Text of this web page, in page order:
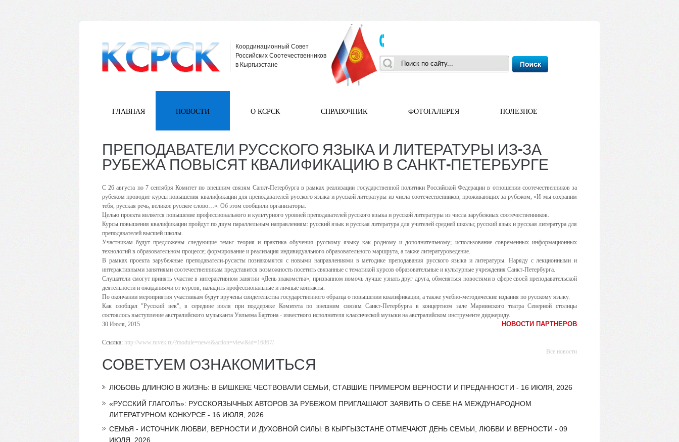
Координационный Совет
Российских Соотечественников
в Кыргызстане
ГЛАВНАЯ НОВОСТИ О КСРСК СПРАВОЧНИК ФОТОГАЛЕРЕЯ ПОЛЕЗНОЕ
ПРЕПОДАВАТЕЛИ РУССКОГО ЯЗЫКА И ЛИТЕРАТУРЫ ИЗ-ЗА
РУБЕЖА ПОВЫСЯТ КВАЛИФИКАЦИЮ В САНКТ-ПЕТЕРБУРГЕ
С 26 августа по 7 сентября Комитет по внешним связям Санкт-Петербурга в рамках реализации государственной политики Российской Федерации в отношении соотечественников за
рубежом проводит курсы повышения квалификации для преподавателей русского языка и русской литературы из числа соотечественников, проживающих за рубежом, «И мы сохраним
тебя, русская речь, великое русское слово…». Об этом сообщили организаторы.
Целью проекта является повышение профессионального и культурного уровней преподавателей русского языка и русской литературы из числа зарубежных соотечественников.
Курсы повышения квалификации пройдут по двум параллельным направлениям: русский язык и русская литература для учителей средней школы; русский язык и русская литература для
преподавателей высшей школы.
Участникам будут предложены следующие темы: теория и практика обучения русскому языку как родному и дополнительному; использование современных информационных
технологий в образовательном процессе; формирование и реализация индивидуального образовательного маршрута, а также литературоведение.
В рамках проекта зарубежные преподаватели-русисты познакомятся с новыми направлениями в методике преподавания русского языка и литературы. Наряду с лекционными и
интерактивными занятиями соотечественникам представится возможность посетить связанные с тематикой курсов образовательные и культурные учреждения Санкт-Петербурга.
Слушатели смогут принять участие в интерактивном занятии «День знакомства», призванном помочь лучше узнать друг друга, обменяться новостями в сфере своей преподавательской
деятельности и ожиданиями от курсов, наладить профессиональные и личные контакты.
По окончании мероприятия участникам будут вручены свидетельства государственного образца о повышении квалификации, а также учебно-методические издания по русскому языку.
Как сообщал "Русский век", в середине июля при поддержке Комитета по внешним связям Санкт-Петербурга в концертном зале Мариинского театра Северной столицы
состоялось выступление австралийского музыканта Уильяма Бартона - известного исполнителя классической музыки на австралийском инструменте диджериду.
30 Июля, 2015
НОВОСТИ ПАРТНЕРОВ
Ссылка: http://www.ruvek.ru/?module=news&action=view&id=16867/
Все новости
СОВЕТУЕМ ОЗНАКОМИТЬСЯ
ЛЮБОВЬ ДЛИНОЮ В ЖИЗНЬ: В БИШКЕКЕ ЧЕСТВОВАЛИ СЕМЬИ, СТАВШИЕ ПРИМЕРОМ ВЕРНОСТИ И ПРЕДАННОСТИ - 16 ИЮЛЯ, 2026
«РУССКИЙ ГЛАГОЛЪ»: РУССКОЯЗЫЧНЫХ АВТОРОВ ЗА РУБЕЖОМ ПРИГЛАШАЮТ ЗАЯВИТЬ О СЕБЕ НА МЕЖДУНАРОДНОМ
ЛИТЕРАТУРНОМ КОНКУРСЕ - 16 ИЮЛЯ, 2026
СЕМЬЯ - ИСТОЧНИК ЛЮБВИ, ВЕРНОСТИ И ДУХОВНОЙ СИЛЫ: В КЫРГЫЗСТАНЕ ОТМЕЧАЮТ ДЕНЬ СЕМЬИ, ЛЮБВИ И ВЕРНОСТИ - 09
ИЮЛЯ, 2026